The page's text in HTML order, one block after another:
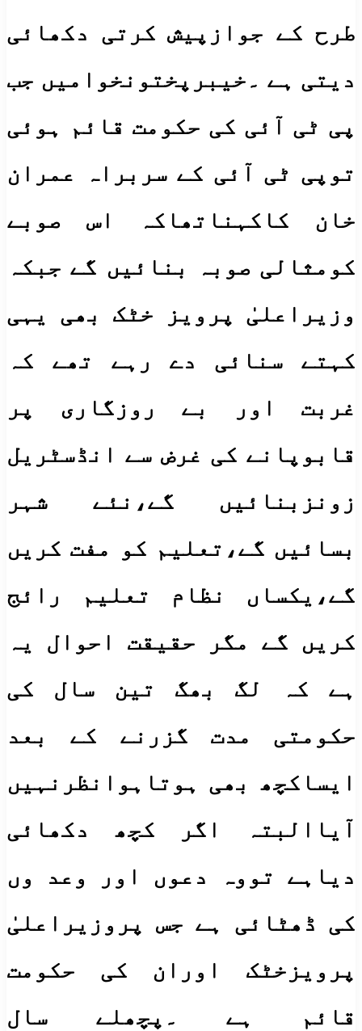
طرح کے جوازپیش کرتی دکھائی
دیتی ہے ۔خیبرپختونخوامیں جب
پی ٹی آئی کی حکومت قائم ہوئی
توپی ٹی آئی کے سربراہ عمران
خان کاکہناتھاکہ اس صوبے
کومثالی صوبہ بنائیں گے جبکہ
وزیراعلیٰ پرویز خٹک بھی یہی
کہتے سنائی دے رہے تھے کہ
غربت اور بے روزگاری پر
قابوپانے کی غرض سے انڈسٹریل
زونزبنائیں گے،نئے شہر
بسائیں گے،تعلیم کو مفت کریں
گے،یکساں نظام تعلیم رائج
کریں گے مگر حقیقت احوال یہ
ہے کہ لگ بھگ تین سال کی
حکومتی مدت گزرنے کے بعد
ایساکچھ بھی ہوتاہوانظرنہیں
آیاالبتہ اگر کچھ دکھائی
دیاہے تووہ دعوں اور وعد وں
کی ڈھٹائی ہے جس پروزیراعلیٰ
پرویزخٹک اوران کی حکومت
قائم ہے ۔پچھلے سال